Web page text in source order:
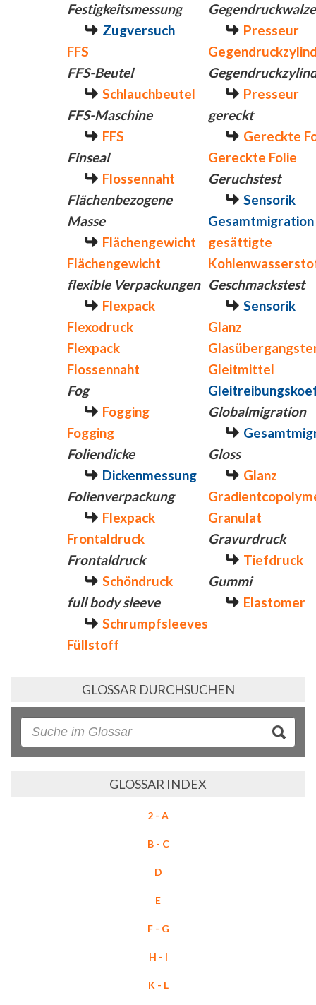
Festigkeitsmessung
Zugversuch
FFS
FFS-Beutel
Schlauchbeutel
FFS-Maschine
FFS
Finseal
Flossennaht
Flächenbezogene
Masse
Flächengewicht
Flächengewicht
flexible Verpackungen
Flexpack
Flexodruck
Flexpack
Flossennaht
Fog
Fogging
Fogging
Foliendicke
Dickenmessung
Folienverpackung
Flexpack
Frontaldruck
Frontaldruck
Schöndruck
full body sleeve
Schrumpfsleeves
Füllstoff
Gegendruckwalze
Presseur
Presseur
gereckt
Gereckte
Gereckte Folie
Geruchstest
Sensorik
Gesamtmigration
gesättigte
Geschmackstest
Sensorik
Glanz
Gleitmittel
Globalmigration
Gloss
Glanz
Granulat
Gravurdruck
Tiefdruck
Gummi
Elastomer
GLOSSAR DURCHSUCHEN
GLOSSAR INDEX
2 - A
B - C
D
E
F - G
H - I
K - L